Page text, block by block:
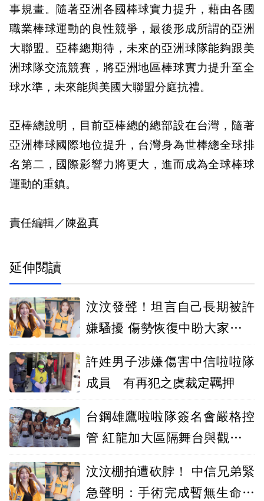
事規畫。隨著亞洲各國棒球實力提升，藉由各國
職業棒球運動的良性競爭，最後形成所謂的亞洲
大聯盟。亞棒總期待，未來的亞洲球隊能夠跟美
洲球隊交流競賽，將亞洲地區棒球實力提升至全
球水準，未來能與美國大聯盟分庭抗禮。
亞棒總說明，目前亞棒總的總部設在台灣，隨著
亞洲棒球國際地位提升，台灣身為世棒總全球排
名第二，國際影響力將更大，進而成為全球棒球
運動的重鎮。
責任編輯／陳盈真
延伸閱讀
汶汶發聲！坦言自己長期被許
嫌騷擾 傷勢恢復中盼大家給予
許姓男子涉嫌傷害中信啦啦隊
成員 有再犯之虞裁定羈押
台鋼雄鷹啦啦隊簽名會嚴格控
管 紅龍加大區隔舞台與觀眾距
汶汶棚拍遭砍脖！ 中信兄弟緊
急聲明：手術完成暫無生命危